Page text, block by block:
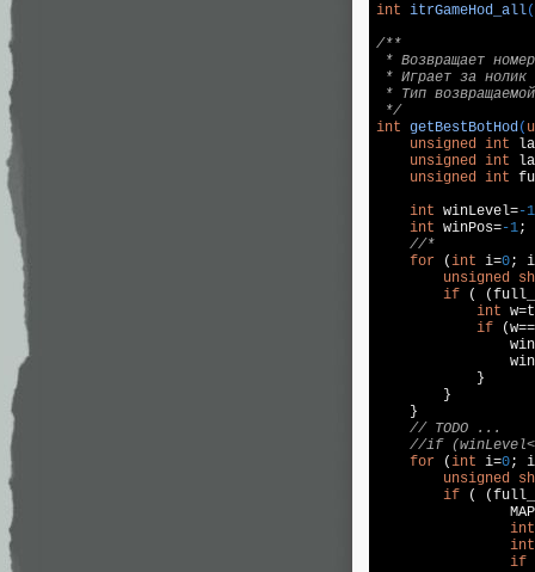
int itrGameHod_all(
/**
* Возвращает
* Играет за
* Тип
*/
int getBestBotHod(
unsigned int
unsigned int
unsigned int
int winLevel=-1
int winPos=-1;
//*
for (int i=0;
unsigned
if (
int
if
            }
        }
    }
// TODO ...
//if
for (int i=0;
unsigned
if (
int
int
if